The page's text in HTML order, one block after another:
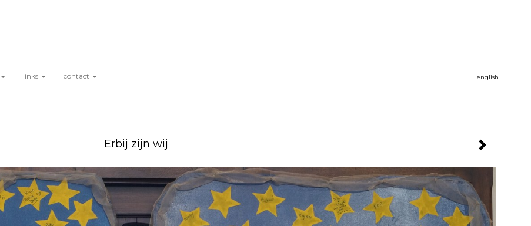
links contact english
Erbij zijn wij